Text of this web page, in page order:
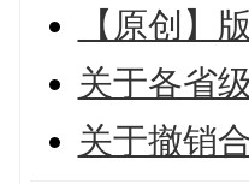
【原创】
关于各省
关于撤销